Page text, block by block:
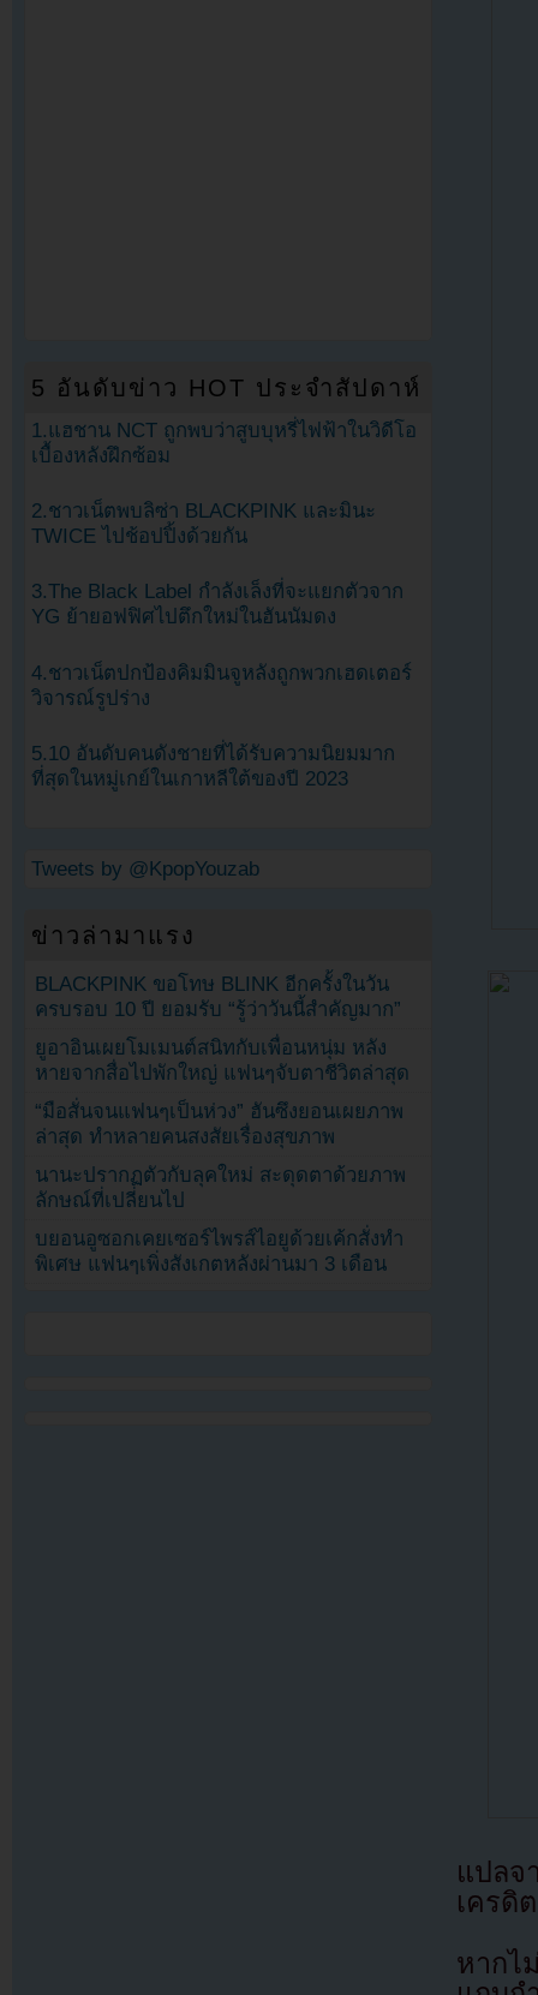
แปล
เครดิ
หากไ
5 อันดับข่าว HOT ประจำสัปดาห์
1.แฮชาน NCT ถูกพบว่าสูบบุหรี่ไฟฟ้าในวิดีโอ
เบื้องหลังฝึกซ้อม
2.ชาวเน็ตพบลิซ่า BLACKPINK และมินะ
TWICE ไปช้อปปิ้งด้วยกัน
3.The Black Label กำลังเล็งที่จะแยกตัวจาก
YG ย้ายอฟฟิศไปตึกใหม่ในฮันนัมดง
4.ชาวเน็ตปกป้องคิมมินจูหลังถูกพวกเฮดเตอร์
วิจารณ์รูปร่าง
5.10 อันดับคนดังชายที่ได้รับความนิยมมาก
ที่สุดในหมู่เกย์ในเกาหลีใต้ของปี 2023
Tweets by @KpopYouzab
ข่าวล่ามาแรง
BLACKPINK ขอโทษ BLINK อีกครั้งในวัน
ครบรอบ 10 ปี ยอมรับ “รู้ว่าวันนี้สำคัญมาก”
ยูอาอินเผยโมเมนต์สนิทกับเพื่อนหนุ่ม หลัง
หายจากสื่อไปพักใหญ่ แฟนๆจับตาชีวิตล่าสุด
“มือสั่นจนแฟนๆเป็นห่วง” ฮันซึงยอนเผยภาพ
ล่าสุด ทำหลายคนสงสัยเรื่องสุขภาพ
นานะปรากฏตัวกับลุคใหม่ สะดุดตาด้วยภาพ
ลักษณ์ที่เปลี่ยนไป
บยอนอูซอกเคยเซอร์ไพรส์ไอยูด้วยเค้กสั่งทำ
พิเศษ แฟนๆเพิ่งสังเกตหลังผ่านมา 3 เดือน